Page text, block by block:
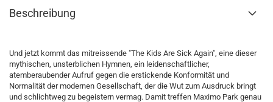
Beschreibung
Und jetzt kommt das mitreissende "The Kids Are Sick Again", eine dieser
mythischen, unsterblichen Hymnen, ein leidenschaftlicher,
atemberaubender Aufruf gegen die erstickende Konformität und
Normalität der modernen Gesellschaft, der die Wut zum Ausdruck bringt
und schlichtweg zu begeistern vermag. Damit treffen Maximo Park genau